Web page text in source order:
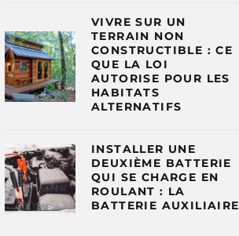
VIVRE SUR UN
TERRAIN NON
CONSTRUCTIBLE : CE
QUE LA LOI
AUTORISE POUR LES
HABITATS
ALTERNATIFS
INSTALLER UNE
DEUXIÈME BATTERIE
QUI SE CHARGE EN
ROULANT : LA
BATTERIE AUXILIAIRE